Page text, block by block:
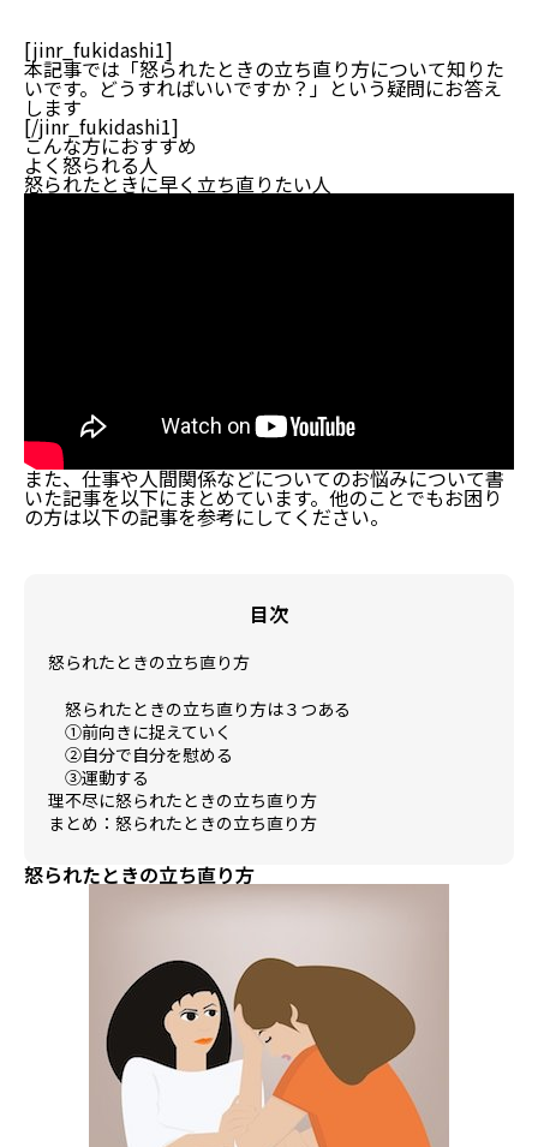
[jinr_fukidashi1]
本記事では「怒られたときの立ち直り方について知りた
いです。どうすればいいですか？」という疑問にお答え
します
[/jinr_fukidashi1]
こんな方におすすめ
よく怒られる人
怒られたときに早く立ち直りたい人
また、仕事や人間関係などについてのお悩みについて書
いた記事を以下にまとめています。他のことでもお困り
の方は以下の記事を参考にしてください。
目次
怒られたときの立ち直り方
怒られたときの立ち直り方は３つある
①前向きに捉えていく
②自分で自分を慰める
③運動する
理不尽に怒られたときの立ち直り方
まとめ：怒られたときの立ち直り方
怒られたときの立ち直り方